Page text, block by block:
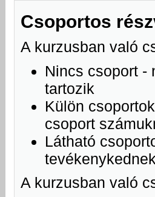
Csoportos
A kurzusban való
Nincs csoport -
tartozik
Külön
csoport
Látható
A kurzusban való